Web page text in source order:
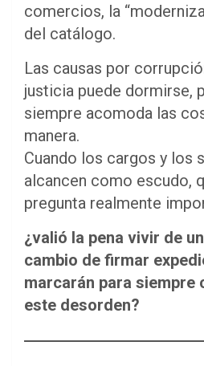
comercios, la
del catálogo.
Las causas por
justicia puede dormirse,
siempre acomoda las
manera.
Cuando los cargos y los
alcancen como escudo,
pregunta realmente
¿valió la pena vivir de
cambio de firmar
marcarán para siempre
este desorden?